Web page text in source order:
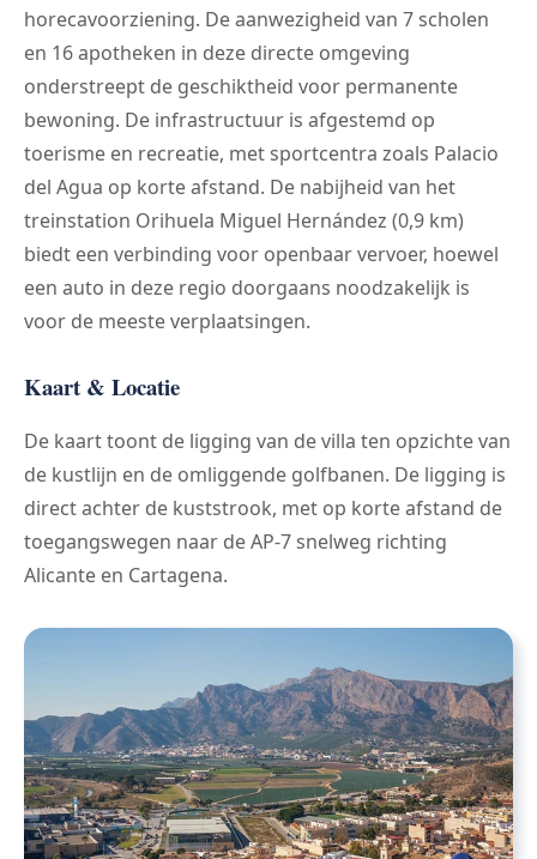
horecavoorziening. De aanwezigheid van 7 scholen
en 16 apotheken in deze directe omgeving
onderstreept de geschiktheid voor permanente
bewoning. De infrastructuur is afgestemd op
toerisme en recreatie, met sportcentra zoals Palacio
del Agua op korte afstand. De nabijheid van het
treinstation Orihuela Miguel Hernández (0,9 km)
biedt een verbinding voor openbaar vervoer, hoewel
een auto in deze regio doorgaans noodzakelijk is
voor de meeste verplaatsingen.
Kaart & Locatie
De kaart toont de ligging van de villa ten opzichte van
de kustlijn en de omliggende golfbanen. De ligging is
direct achter de kuststrook, met op korte afstand de
toegangswegen naar de AP-7 snelweg richting
Alicante en Cartagena.